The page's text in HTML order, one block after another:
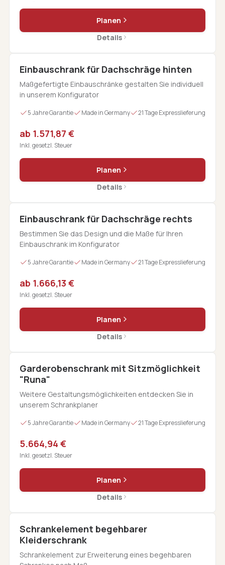
Planen
Details
Einbauschrank für Dachschräge hinten
Maßgefertigte Einbauschränke gestalten Sie individuell
in unserem Konfigurator
5 Jahre Garantie Made in Germany 21 Tage Expresslieferung
ab 1.571,87 €
Inkl. gesetzl. Steuer
Planen
Details
Einbauschrank für Dachschräge rechts
Bestimmen Sie das Design und die Maße für Ihren
Einbauschrank im Konfigurator
5 Jahre Garantie Made in Germany 21 Tage Expresslieferung
ab 1.666,13 €
Inkl. gesetzl. Steuer
Planen
Details
Garderobenschrank mit Sitzmöglichkeit
"Runa"
Weitere Gestaltungsmöglichkeiten entdecken Sie in
unserem Schrankplaner
5 Jahre Garantie Made in Germany 21 Tage Expresslieferung
5.664,94 €
Inkl. gesetzl. Steuer
Planen
Details
Schrankelement begehbarer
Kleiderschrank
Schrankelement zur Erweiterung eines begehbaren